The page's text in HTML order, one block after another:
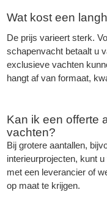
Wat kost een
De prijs varieert sterk.
schapenvacht betaalt u
exclusieve vachten
hangt af van formaat,
Kan ik een offerte
vachten?
Bij grotere aantallen,
interieurprojecten, kunt
met een leverancier of
op maat te krijgen.